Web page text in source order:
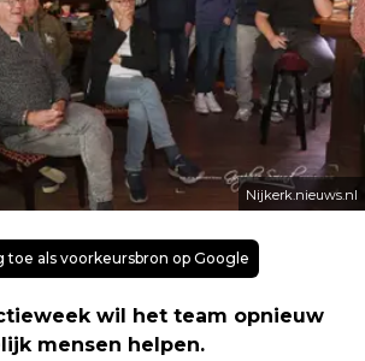
Nijkerk.nieuws.nl
toe als voorkeursbron op Google
wil het team opnieuw
mensen helpen.